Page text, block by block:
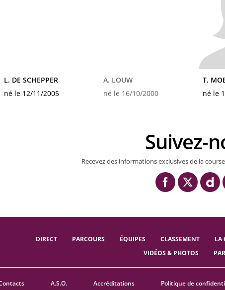
L. DE SCHEPPER
né le 12/11/2005
A. LOUW
né le 16/10/2000
T.
né le
Suivez-
Recevez des informations exclusives de la
DIRECT PARCOURS ÉQUIPES CLASSEMENT LA
VIDÉOS & PHOTOS
A.S.O. Accréditations Politique de